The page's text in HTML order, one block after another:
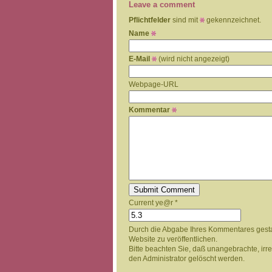
Leave a comment
Pflichtfelder sind mit
gekennzeichnet.
Name
E-Mail (wird nicht angezeigt)
Webpage-URL
Kommentar
Current ye@r *
Durch die Abgabe Ihres Kommentares
Website zu veröffentlichen.
Bitte beachten Sie, daß unangebrachte,
den Administrator gelöscht werden.